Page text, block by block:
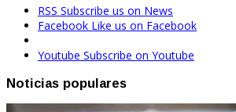
RSS Subscribe us on News
Facebook Like us on Facebook
Youtube Subscribe on Youtube
Noticias populares